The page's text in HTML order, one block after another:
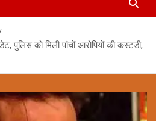
पुलिस को मिली पांचों आरोपियों की कस्टडी,